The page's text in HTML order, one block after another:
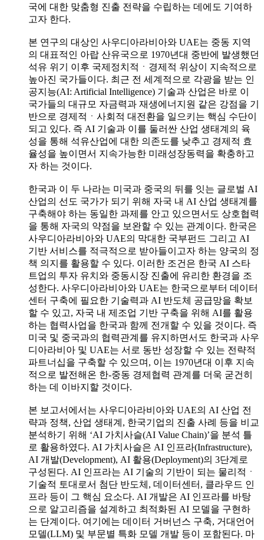
국에 대한 맞춤형 진출 전략을 수립하는 데에도 기여하
고자 한다.
본 연구의 대상인 사우디아라비아와 UAE는 중동 지역
의 대표적인 아랍 산유국으로 1970년대 중반에 발생했던
석유 위기 이후 국제정치적ㆍ경제적 위상이 지속적으로
높아진 국가들이다. 최근 전 세계적으로 각광을 받는 인
공지능(AI: Artificial Intelligence) 기술과 산업은 바로 이
국가들의 대규모 자금력과 재생에너지원 같은 강점을 기
반으로 경제적ㆍ사회적 대전환을 일으키는 핵심 수단이
되고 있다. 즉 AI 기술과 이를 둘러싼 산업 생태계의 육
성을 통해 석유산업에 대한 의존도를 낮추고 경제적 효
율성을 높이면서 지속가능한 미래성장동력을 확충하고
자 하는 것이다.
한국과 이 두 나라는 미국과 중국의 뒤를 잇는 글로벌 AI
산업의 선도 국가가 되기 위해 자국 내 AI 산업 생태계를
구축해야 하는 동일한 과제를 안고 있으면서도 상호협력
을 통해 자국의 약점을 보완할 수 있는 관계이다. 한국은
사우디아라비아와 UAE의 막대한 국부펀드 그리고 AI
기반 서비스를 적극적으로 받아들이고자 하는 양국의 정
책 의지를 활용할 수 있다. 이러한 조건은 한국 AI 스타
트업의 투자 유치와 중동시장 진출에 유리한 환경을 조
성한다. 사우디아라비아와 UAE는 한국으로부터 데이터
센터 구축에 필요한 기술력과 AI 반도체 공급망을 확보
할 수 있고, 자국 내 제조업 기반 구축을 위해 AI를 활용
하는 협력사업을 한국과 함께 전개할 수 있을 것이다. 즉
미국 및 중국과의 협력관계를 유지하면서도 한국과 사우
디아라비아 및 UAE는 서로 동반 성장할 수 있는 전략적
파트너십을 구축할 수 있으며, 이는 1970년대 이후 지속
적으로 발전해온 한-중동 경제협력 관계를 더욱 굳건히
하는 데 이바지할 것이다.
본 보고서에서는 사우디아라비아와 UAE의 AI 산업 전
략과 정책, 산업 생태계, 한국기업의 진출 사례 등을 비교
분석하기 위해 ‘AI 가치사슬(AI Value Chain)’을 분석 틀
로 활용하였다. AI 가치사슬은 AI 인프라(Infrastructure),
AI 개발(Development), AI 활용(Deployment)의 3단계로
구성된다. AI 인프라는 AI 기술의 기반이 되는 물리적ㆍ
기술적 토대로서 첨단 반도체, 데이터센터, 클라우드 인
프라 등이 그 핵심 요소다. AI 개발은 AI 인프라를 바탕
으로 알고리즘을 설계하고 최적화된 AI 모델을 구현하
는 단계이다. 여기에는 데이터 거버넌스 구축, 거대언어
모델(LLM) 및 부문별 특화 모델 개발 등이 포함된다. 마